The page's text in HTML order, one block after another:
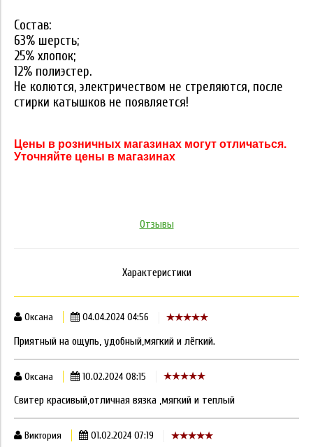
Состав:
63% шерсть;
25% хлопок;
12% полиэстер.
Не колются, электричеством не стреляются, после
стирки катышков не появляется!
Цены в розничных магазинах могут отличаться.
Уточняйте цены в магазинах
Отзывы
Характеристики
Оксана 04.04.2024 04:56
Приятный на ощупь, удобный,мягкий и лёгкий.
Оксана 10.02.2024 08:15
Свитер красивый,отличная вязка ,мягкий и теплый
Виктория 01.02.2024 07:19